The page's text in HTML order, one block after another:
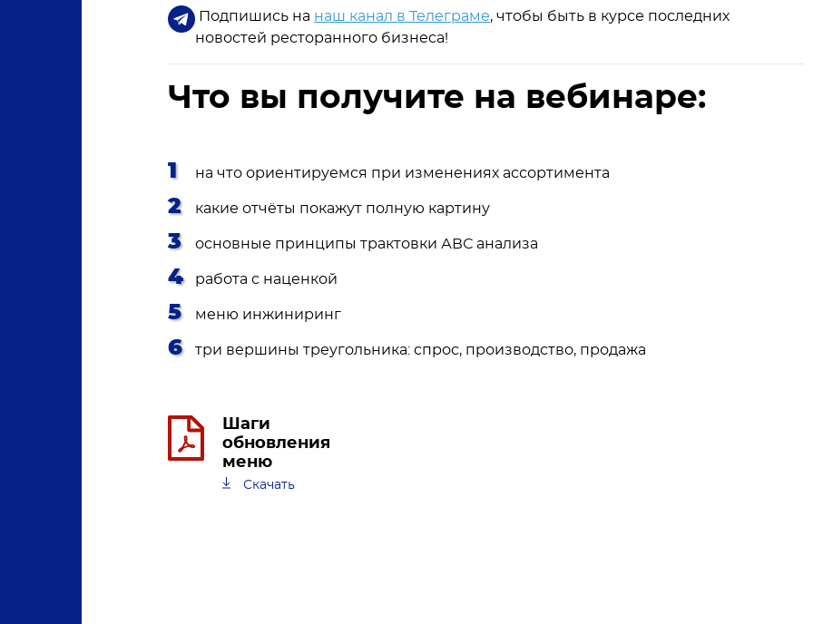
Подпишись на наш канал в Телеграме, чтобы быть в курсе последних
новостей ресторанного бизнеса!
Что вы получите на вебинаре:
на что ориентируемся при изменениях ассортимента
какие отчёты покажут полную картину
основные принципы трактовки АВС анализа
работа с наценкой
меню инжиниринг
три вершины треугольника: спрос, производство, продажа
Шаги
обновления
меню
Скачать